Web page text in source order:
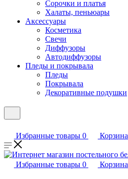
Сорочки и платья
Халаты, пеньюары
Аксессуары
Косметика
Свечи
Диффузоры
Автодиффузоры
Пледы и покрывала
Пледы
Покрывала
Декоративные подушки
Избранные товары 0 Корзина
Избранные товары 0 Корзина